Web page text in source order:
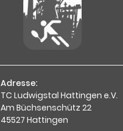
Adresse:
TC Ludwigstal Hattingen e.V.
Am Büchsenschütz 22
45527 Hattingen